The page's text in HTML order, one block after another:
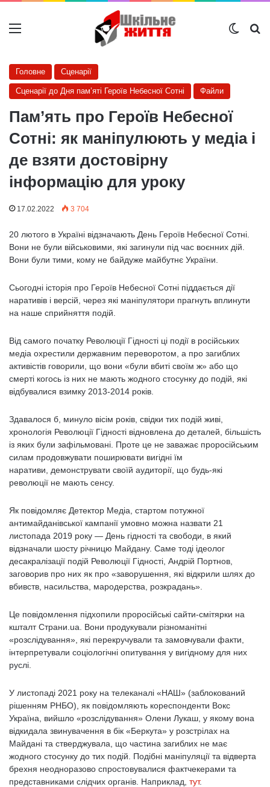
Меню
Головне Сценарії
Сценарії до Дня пам’яті Героїв Небесної Сотні Файли
Пам’ять про Героїв Небесної
Сотні: як маніпулюють у медіа і
де взяти достовірну
інформацію для уроку
17.02.2022 3 704
20 лютого в Україні відзначають День Героїв Небесної Сотні.
Вони не були військовими, які загинули під час воєнних дій.
Вони були тими, кому не байдуже майбутнє України.
Сьогодні історія про Героїв Небесної Сотні піддається дії
наративів і версій, через які маніпулятори прагнуть вплинути
на наше сприйняття подій.
Від самого початку Революції Гідності ці події в російських
медіа охрестили державним переворотом, а про загиблих
активістів говорили, що вони «були вбиті своїм ж» або що
смерті когось із них не мають жодного стосунку до подій, які
відбувалися взимку 2013-2014 років.
Здавалося б, минуло вісім років, свідки тих подій живі,
хронологія Революції Гідності відновлена до деталей, більшість
із яких були зафільмовані. Проте це не заважає проросійським
силам продовжувати поширювати вигідні їм
наративи, демонструвати своїй аудиторії, що будь-які
революції не мають сенсу.
Як повідомляє Детектор Медіа, стартом потужної
антимайданівської кампанії умовно можна назвати 21
листопада 2019 року — День гідності та свободи, в який
відзначали шосту річницю Майдану. Саме тоді ідеолог
десакралізації подій Революції Гідності, Андрій Портнов,
заговорив про них як про «заворушення, які відкрили шлях до
вбивств, насильства, мародерства, розкрадань».
Це повідомлення підхопили проросійські сайти-смітярки на
кшталт Страни.ua. Вони продукували різноманітні
«розслідування», які перекручували та замовчували факти,
інтерпретували соціологічні опитування у вигідному для них
руслі.
У листопаді 2021 року на телеканалі «НАШ» (заблокований
рішенням РНБО), як повідомляють кореспонденти Вокс
Україна, вийшло «розслідування» Олени Лукаш, у якому вона
відкидала звинувачення в бік «Беркута» у розстрілах на
Майдані та стверджувала, що частина загиблих не має
жодного стосунку до тих подій. Подібні маніпуляції та відверта
брехня неодноразово спростовувалися фактчекерами та
представниками слідчих органів. Наприклад, тут.